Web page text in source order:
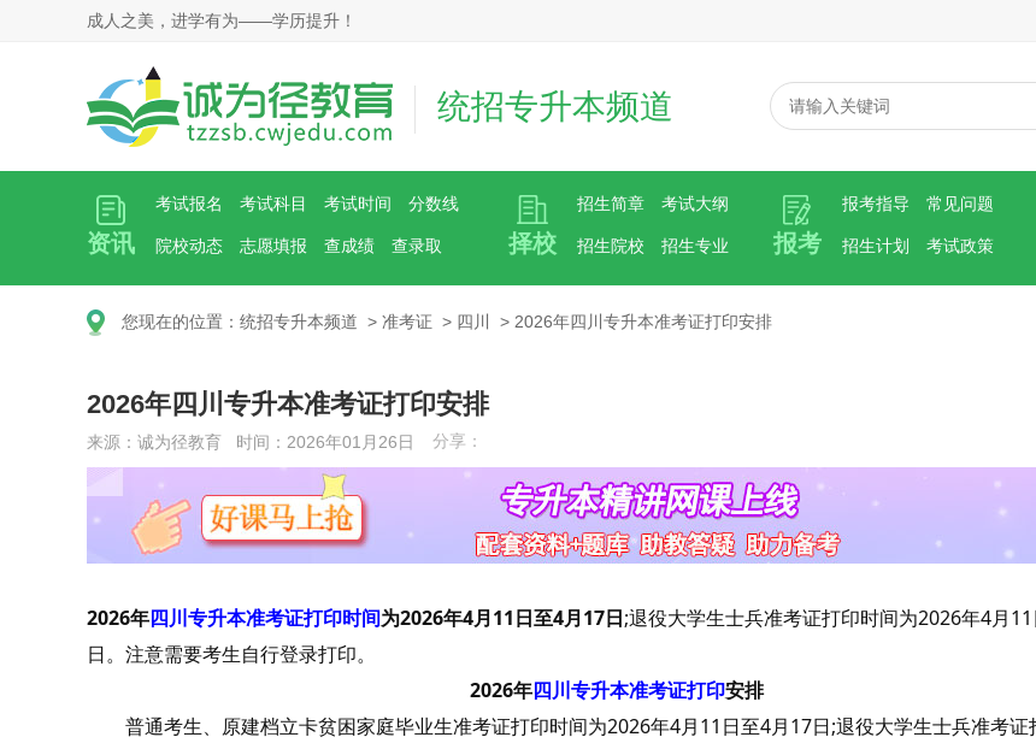
成人之美，进学有为——学历提升！
统招专升本频道
资讯
考试报名 考试科目 考试时间 分数线
院校动态 志愿填报 查成绩 查录取 择校
招生简章 考试大纲
招生院校 招生专业 报考
报考指导 常见问题
招生计划 考试政策
您现在的位置： 统招专升本频道 > 准考证 > 四川 > 2026年四川专升本准考证打印安排
2026年四川专升本准考证打印安排
来源：诚为径教育 时间：2026年01月26日 分享：
2026年四川专升本准考证打印时间为2026年4月11日至4月17日;退役大学生士兵准考证打印时间为2026年4月
日。注意需要考生自行登录打印。
2026年四川专升本准考证打印安排
普通考生、原建档立卡贫困家庭毕业生准考证打印时间为2026年4月11日至4月17日;退役大学生士兵准考证